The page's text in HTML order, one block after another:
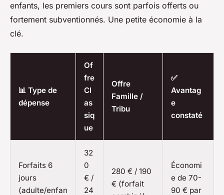
enfants, les premiers cours sont parfois offerts ou
fortement subventionnés. Une petite économie à la
clé.
📊 Type de
dépense
Of
fre
Cl
as
siq
ue
Offre
Famille /
Tribu
✅
Avantag
e
constaté
Forfaits 6
jours
(adulte/enfan
32
0
€ /
24
280 € / 190
€ (forfait
Économi
e de 70-
90 € par